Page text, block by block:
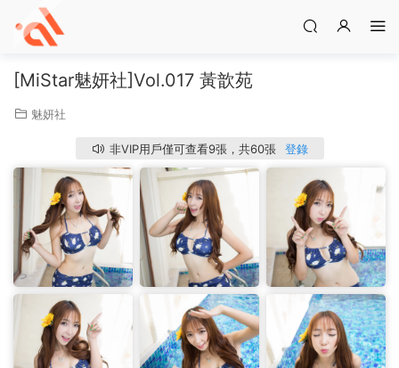
[MiStar魅妍社]Vol.017 黃歆苑
魅妍社
非VIP用戶僅可查看9張，共60張 登錄